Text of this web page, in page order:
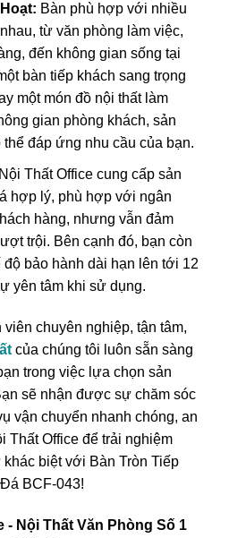
Bàn phù hợp với nhiều
từ văn phòng làm việc,
đến không gian sống tại
bàn tiếp khách sang trọng
một món đồ nội thất làm
gian phòng khách, sản
thể đáp ứng nhu cầu của bạn.
Nội Thất Office cung cấp sản
hợp lý, phù hợp với ngân
hàng, nhưng vẫn đảm
trội. Bên cạnh đó, bạn còn
bảo hành dài hạn lên tới 12
yên tâm khi sử dụng.
chuyên nghiệp, tận tâm,
của chúng tôi luôn sẵn sàng
trong việc lựa chọn sản
sẽ nhận được sự chăm sóc
vận chuyển nhanh chóng, an
Thất Office để trải nghiệm
biệt với Bàn Tròn Tiếp
BCF-043!
- Nội Thất Văn Phòng Số 1